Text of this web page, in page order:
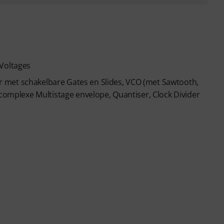
schakelbare Gates en Slides, VCO (met Sawtooth,
Multistage envelope, Quantiser, Clock Divider